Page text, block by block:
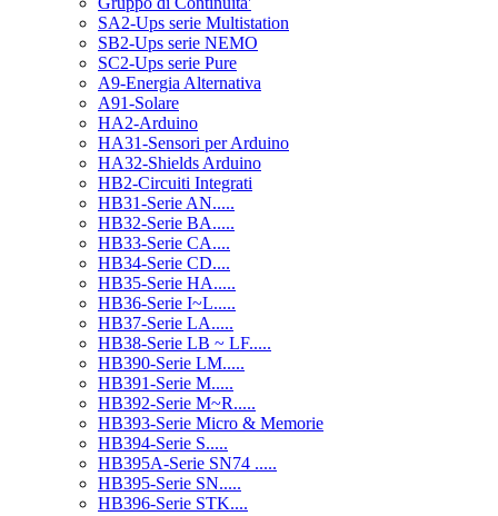
SA2-Ups serie Multistation
SB2-Ups serie NEMO
SC2-Ups serie Pure
A9-Energia Alternativa
A91-Solare
HA2-Arduino
HA31-Sensori per Arduino
HA32-Shields Arduino
HB2-Circuiti Integrati
HB31-Serie AN.....
HB32-Serie BA.....
HB33-Serie CA....
HB34-Serie CD....
HB35-Serie HA.....
HB36-Serie I~L.....
HB37-Serie LA.....
HB38-Serie LB ~ LF.....
HB390-Serie LM.....
HB391-Serie M.....
HB392-Serie M~R.....
HB393-Serie Micro & Memorie
HB394-Serie S.....
HB395A-Serie SN74 .....
HB395-Serie SN.....
HB396-Serie STK....